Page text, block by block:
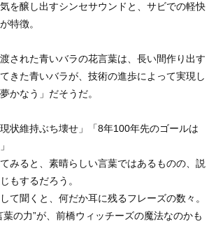
を醸し出すシンセサウンドと、サビでの軽快
特徴。
された青いバラの花言葉は、長い間作り出す
きた青いバラが、技術の進歩によって実現し
かなう」だそうだ。
現状維持ぶち壊せ」「8年100年先のゴールは
みると、素晴らしい言葉ではあるものの、説
もするだろう。
て聞くと、何だか耳に残るフレーズの数々。
葉の力”が、前橋ウィッチーズの魔法なのかも